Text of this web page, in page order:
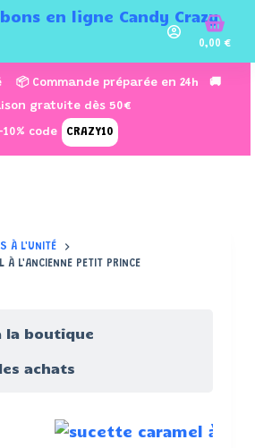
0,00€
📦 Commande préparée en 24h 🚚
gratuite dès 50€
10% code CRAZY10
À L'UNITÉ
À L'ANCIENNE PETIT PRINCE
achats
la boutique